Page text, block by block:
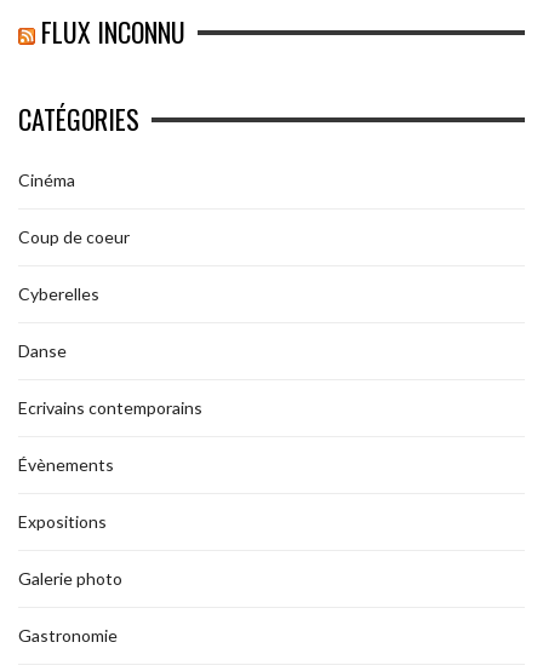
FLUX INCONNU
CATÉGORIES
Cinéma
Coup de coeur
Cyberelles
Danse
Ecrivains contemporains
Évènements
Expositions
Galerie photo
Gastronomie